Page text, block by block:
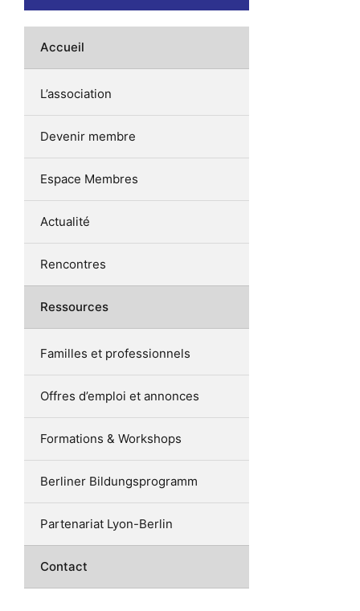
Accueil
L’association
Devenir membre
Espace Membres
Actualité
Rencontres
Ressources
Familles et professionnels
Offres d’emploi et annonces
Formations & Workshops
Berliner Bildungsprogramm
Partenariat Lyon-Berlin
Contact